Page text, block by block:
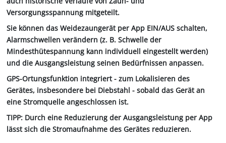
Versorgungsspannung mitgeteilt.
Sie können das Weidezaungerät per App EIN/AUS schalten,
Alarmschwellen verändern (z. B. Schwelle der
Mindesthütespannung kann individuell eingestellt werden)
und die Ausgangsleistung seinen Bedürfnissen anpassen.
GPS-Ortungsfunktion integriert - zum Lokalisieren des
Gerätes, insbesondere bei Diebstahl - sobald das Gerät an
eine Stromquelle angeschlossen ist.
TIPP: Durch eine Reduzierung der Ausgangsleistung per App
lässt sich die Stromaufnahme des Gerätes reduzieren.